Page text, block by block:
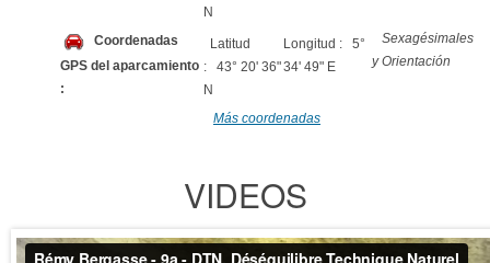
N
Coordenadas
GPS del aparcamiento
:
Latitud
: 43° 20' 36"
N
Longitud : 5°
34' 49" E
Sexagésimales
y Orientación
Más coordenadas
VIDEOS